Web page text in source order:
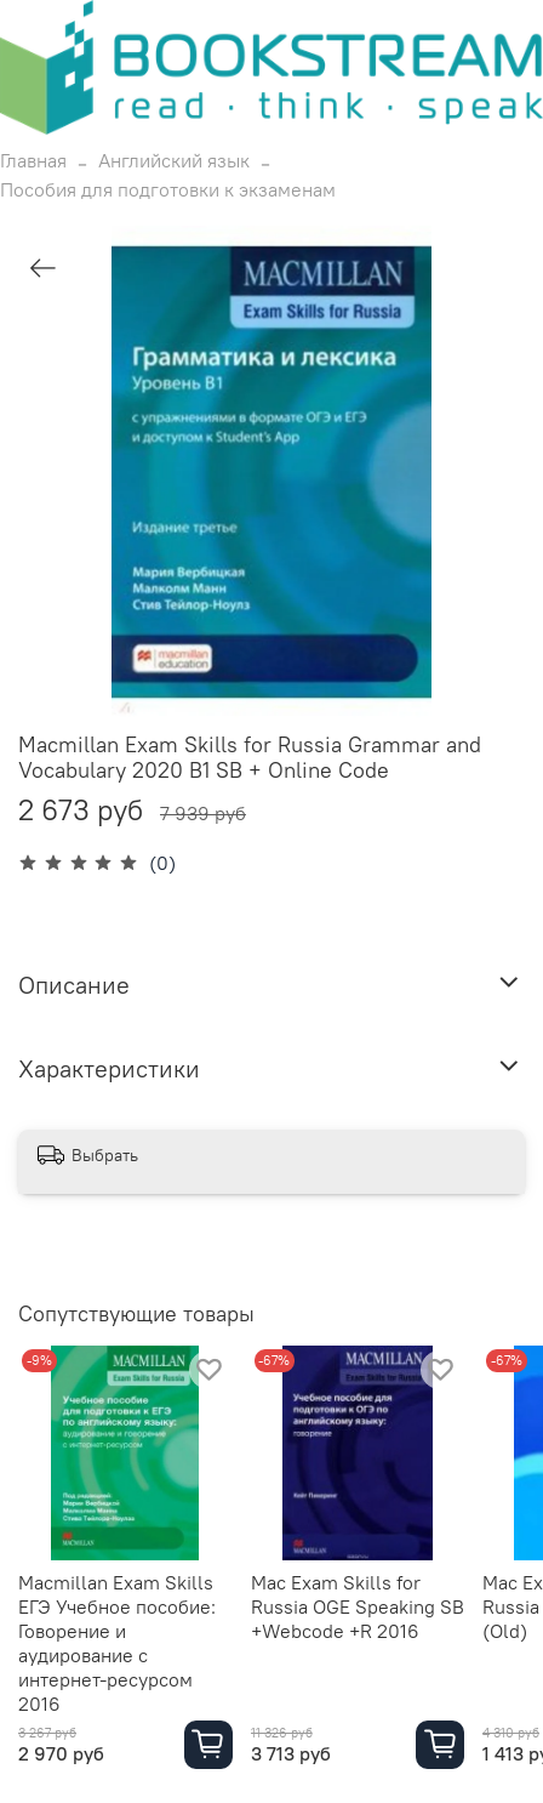
Главная
Английский язык
Пособия для подготовки к экзаменам
(0)
Macmillan Exam Skills for Russia Grammar and
Vocabulary 2020 B1 SB + Online Code
2 673 руб 7 939 руб
Описание
Характеристики
Выбрать
Сопутствующие товары
-9%
Macmillan Exam Skills
ЕГЭ Учебное пособие:
Говорение и
аудирование с
интернет-ресурсом
2016
3 267 руб
2 970 руб
-67%
Mac Exam Skills for
Russia OGE Speaking SB
+Webcode +R 2016
11 326 руб
3 713 руб
-67%
Mac
(Old)
4 310 руб
1 413